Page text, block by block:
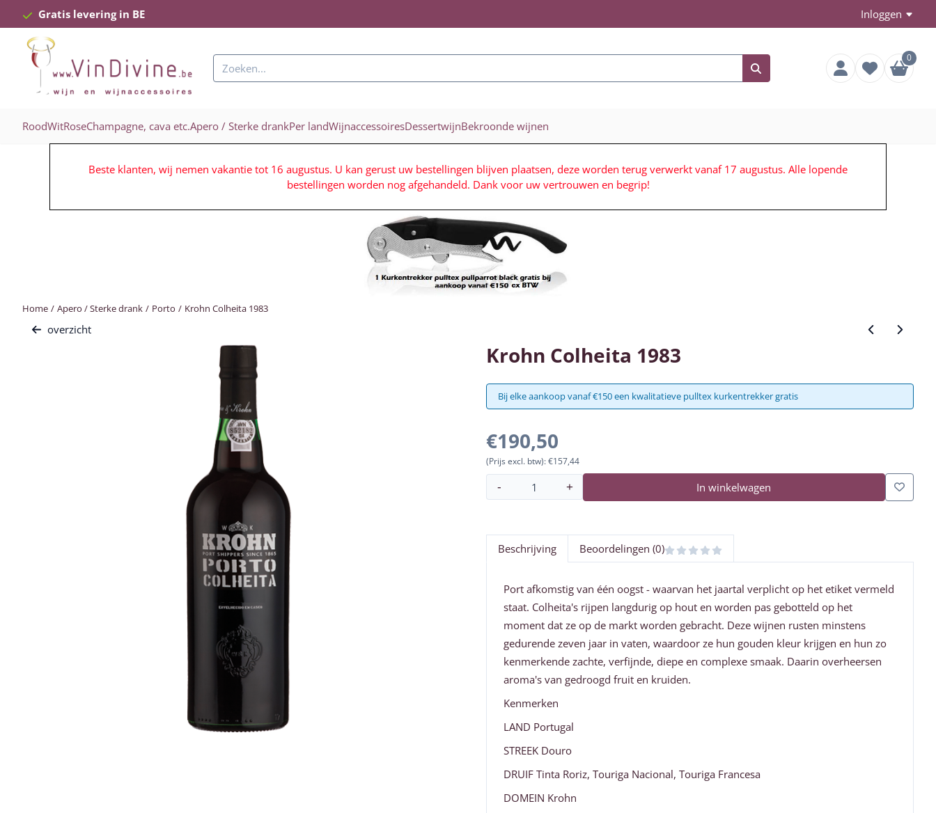
Cookievoorkeuren zijn beschikbaar. Kies instellingen of sta alle cookies toe.
Gratis levering in BE Inloggen
Zoeken 0
RoodWitRoseChampagne, cava etc.Apero / Sterke drankPer landWijnaccessoiresDessertwijnBekroonde wijnen
Beste klanten, wij nemen vakantie tot 16 augustus. U kan gerust uw bestellingen blijven plaatsen, deze worden terug verwerkt vanaf 17 augustus. Alle lopende
bestellingen worden nog afgehandeld. Dank voor uw vertrouwen en begrip!
Home / Apero / Sterke drank / Porto / Krohn Colheita 1983
overzicht
Krohn Colheita 1983
Bij elke aankoop vanaf €150 een kwalitatieve pulltex kurkentrekker gratis
€190,50
(Prijs excl. btw): €157,44
+
- In winkelwagen
Beschrijving Beoordelingen (0)
Port afkomstig van één oogst - waarvan het jaartal verplicht op het etiket vermeld
staat. Colheita's rijpen langdurig op hout en worden pas gebotteld op het
moment dat ze op de markt worden gebracht. Deze wijnen rusten minstens
gedurende zeven jaar in vaten, waardoor ze hun gouden kleur krijgen en hun zo
kenmerkende zachte, verfijnde, diepe en complexe smaak. Daarin overheersen
aroma's van gedroogd fruit en kruiden.
Kenmerken
LAND Portugal
STREEK Douro
DRUIF Tinta Roriz, Touriga Nacional, Touriga Francesa
DOMEIN Krohn